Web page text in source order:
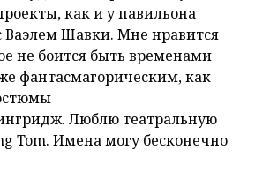
как и у павильона
Ваэлем Шавки. Мне нравится
не боится быть временами
фантасмагорическим, как
Люблю театральную
Tom. Имена могу бесконечно